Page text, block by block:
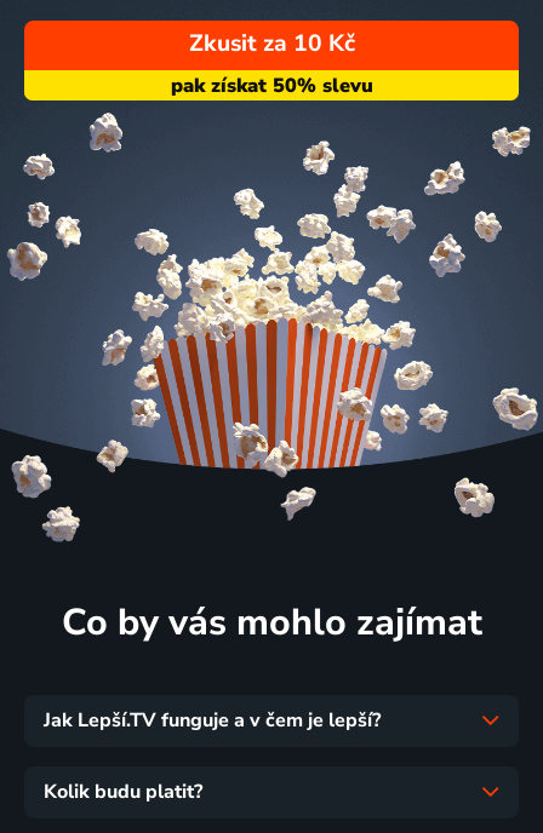
Zkusit za 10 Kč
Co by vás mohlo zajímat
Jak Lepší.TV funguje a v čem je lepší?
Kolik budu platit?